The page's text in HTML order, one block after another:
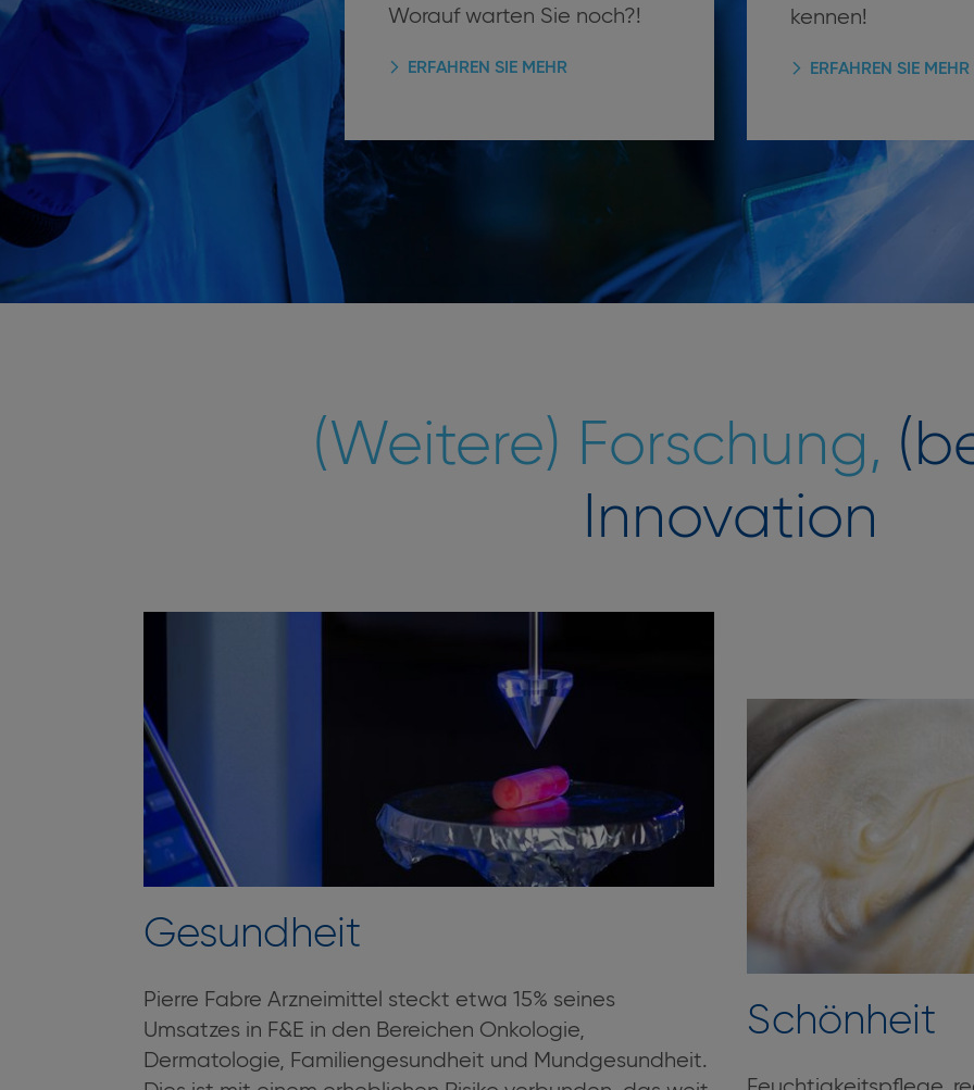
Worauf warten Sie noch?!
ERFAHREN SIE MEHR
kennen!
ERFAHREN SIE MEHR
(Weitere) Forschung,
Innovation
Gesundheit
Pierre Fabre Arzneimittel steckt etwa 15% seines
Umsatzes in F&E in den Bereichen Onkologie,
Dermatologie, Familiengesundheit und Mundgesundheit.
Schönheit